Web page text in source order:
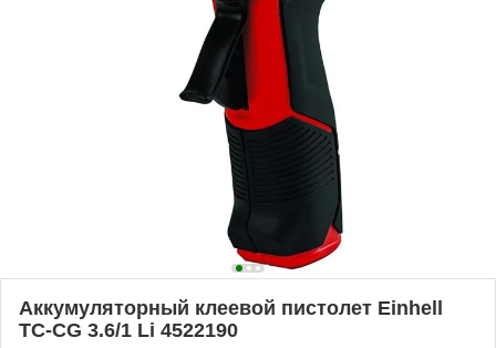
Аккумуляторный клеевой пистолет Einhell
TC-CG 3.6/1 Li 4522190